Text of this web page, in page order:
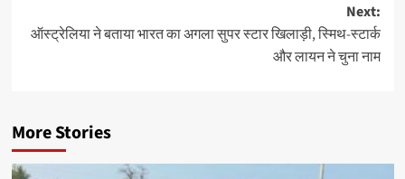
Next:
ऑस्ट्रेलिया ने बताया भारत का अगला सुपर स्टार खिलाड़ी, स्मिथ-स्टार्क
और लायन ने चुना नाम
More Stories